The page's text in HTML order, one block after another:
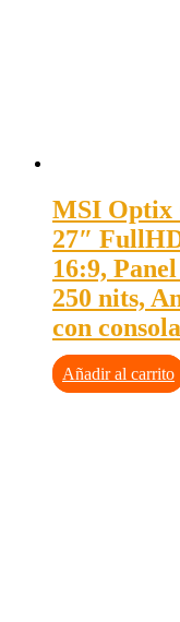
MSI Optix
27″
16:9,
250 nits,
con
Añadir al carrito